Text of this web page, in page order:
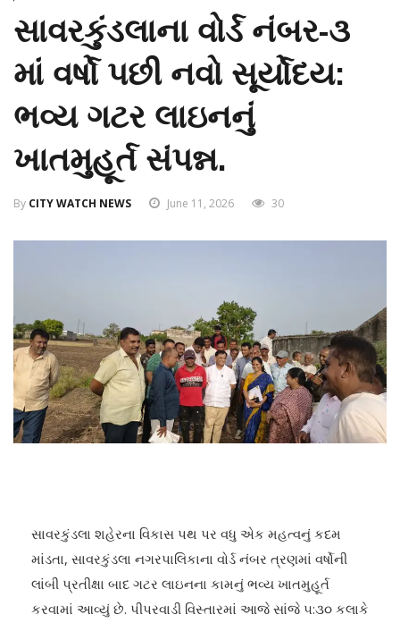
સાવરકુંડલાના વોર્ડ નંબર-૩
માં વર્ષો પછી નવો સૂર્યોદય:
ભવ્ય ગટર લાઇનનું
ખાતમુહૂર્ત સંપન્ન.
By CITY WATCH NEWS June 11, 2026 30
સાવરકુંડલા શહેરના વિકાસ પથ પર વધુ એક મહત્વનું કદમ
માંડતા, સાવરકુંડલા નગરપાલિકાના વોર્ડ નંબર ત્રણમાં વર્ષોની
લાંબી પ્રતીક્ષા બાદ ગટર લાઇનના કામનું ભવ્ય ખાતમુહૂર્ત
કરવામાં આવ્યું છે. પીપરવાડી વિસ્તારમાં આજે સાંજે ૫:૩૦ કલાકે